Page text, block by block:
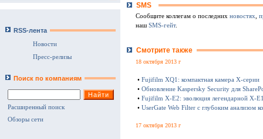
RSS-лента
Новости
Пресс-релизы
Поиск по компаниям
Расширенный поиск
Обзоры сети
SMS
Сообщите коллегам о последних новостях
наш SMS-гейт.
Смотрите также
18 октября 2013 г
• Fujifilm XQ1: компактная камера Х-серии
• Обновление Kaspersky Security для
• Fujifilm X-E2: эволюция легендарной X-
• UserGate Web Filter с глубоким анализом
17 октября 2013 г